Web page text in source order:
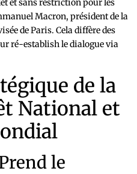
et sans restriction pour les
Macron, président de la
de Paris. Cela diffère des
ré-establish le dialogue via
de la
National et
le